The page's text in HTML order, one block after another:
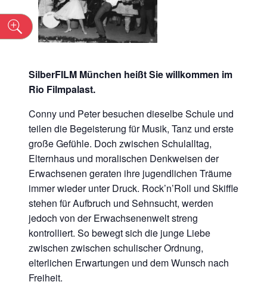
SilberFILM München heißt Sie willkommen im
Rio Filmpalast.
Conny und Peter besuchen dieselbe Schule und
teilen die Begeisterung für Musik, Tanz und erste
große Gefühle. Doch zwischen Schulalltag,
Elternhaus und moralischen Denkweisen der
Erwachsenen geraten ihre jugendlichen Träume
immer wieder unter Druck. Rock’n’Roll und Skiffle
stehen für Aufbruch und Sehnsucht, werden
jedoch von der Erwachsenenwelt streng
kontrolliert. So bewegt sich die junge Liebe
zwischen zwischen schulischer Ordnung,
elterlichen Erwartungen und dem Wunsch nach
Freiheit.